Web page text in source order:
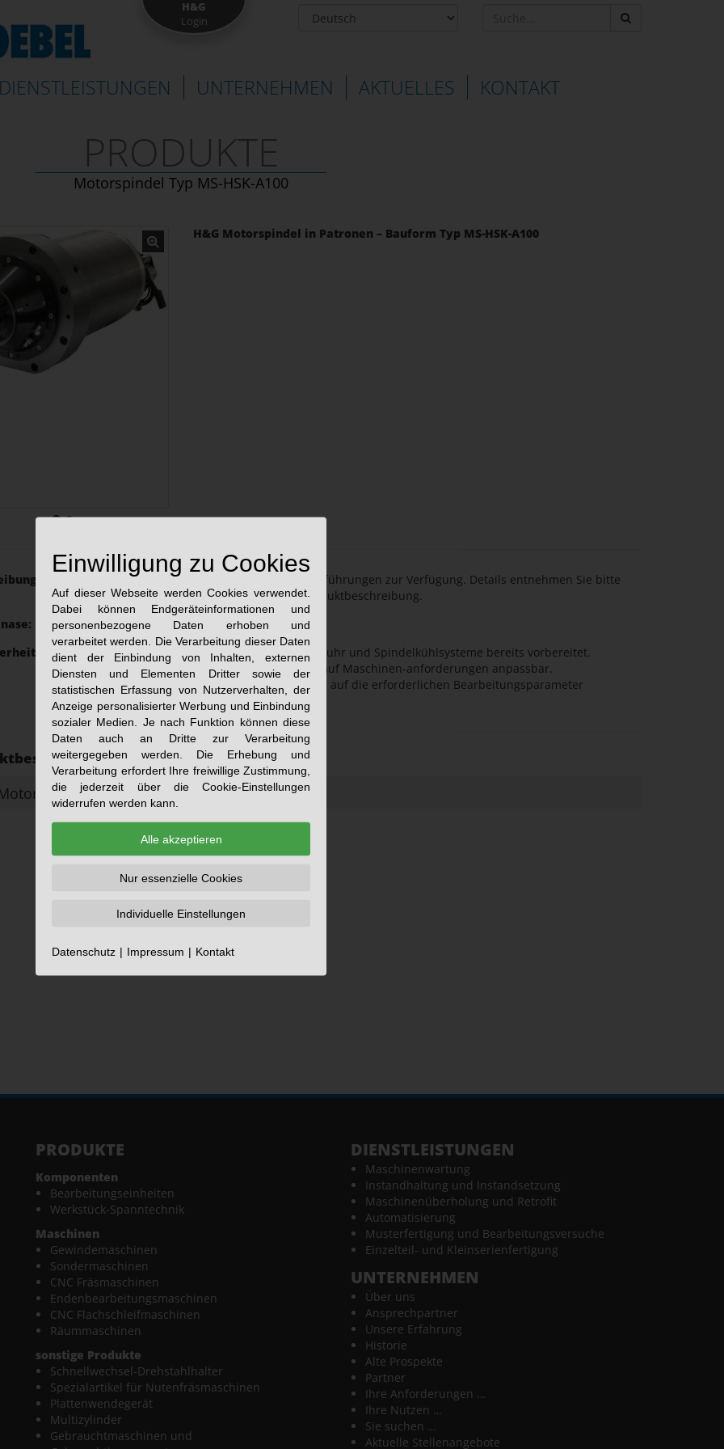
H&G
Login
DIENSTLEISTUNGEN UNTERNEHMEN AKTUELLES KONTAKT
PRODUKTE
Motorspindel Typ MS-HSK-A100
H&G Motorspindel in Patronen – Bauform Typ MS-HSK-A100
Es stehen 4 Antriebsausführungen zur Verfügung. Details entnehmen Sie bitte
den Downloads der Produktbeschreibung.
HSK-A Gr.100
Für innere Kühlmittelzufuhr und Spindelkühlsysteme bereits vorbereitet.
Patronen-Dimensionen auf Maschinen-anforderungen anpassbar.
Spindellagerung speziell auf die erforderlichen Bearbeitungsparameter
ausgelegt.
Typ MS-HSK-A100 herunterladen
PRODUKTE
Komponenten
Bearbeitungseinheiten
Werkstück-Spanntechnik
Maschinen
Gewindemaschinen
Sondermaschinen
CNC Fräsmaschinen
Endenbearbeitungsmaschinen
CNC Flachschleifmaschinen
Räummaschinen
sonstige Produkte
Schnellwechsel-Drehstahlhalter
Spezialartikel für Nutenfräsmaschinen
Plattenwendegerät
Multizylinder
Gebrauchtmaschinen und
DIENSTLEISTUNGEN
Maschinenwartung
Instandhaltung und Instandsetzung
Maschinenüberholung und Retrofit
Automatisierung
Musterfertigung und Bearbeitungsversuche
Einzelteil- und Kleinserienfertigung
UNTERNEHMEN
Über uns
Ansprechpartner
Unsere Erfahrung
Historie
Alte Prospekte
Partner
Ihre Anforderungen …
Ihre Nutzen …
Sie suchen …
Aktuelle Stellenangebote
Einwilligung zu Cookies
Auf dieser Webseite werden Cookies verwendet.
Dabei können Endgeräteinformationen und
personenbezogene Daten erhoben und
verarbeitet werden. Die Verarbeitung dieser Daten
dient der Einbindung von Inhalten, externen
Diensten und Elementen Dritter sowie der
statistischen Erfassung von Nutzerverhalten, der
Anzeige personalisierter Werbung und Einbindung
sozialer Medien. Je nach Funktion können diese
Daten auch an Dritte zur Verarbeitung
weitergegeben werden. Die Erhebung und
Verarbeitung erfordert Ihre freiwillige Zustimmung,
die jederzeit über die Cookie-Einstellungen
widerrufen werden kann.
Alle akzeptieren
Nur essenzielle Cookies
Individuelle Einstellungen
Datenschutz Impressum Kontakt